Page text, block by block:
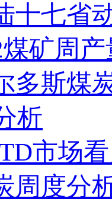
十七省
矿周产
多斯煤
析
市场
周度分